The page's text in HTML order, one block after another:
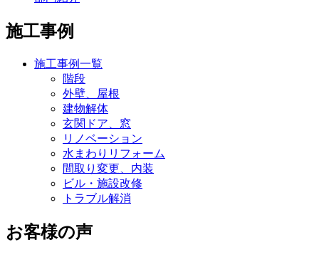
施工事例
施工事例一覧
階段
外壁、屋根
建物解体
玄関ドア、窓
リノベーション
水まわりリフォーム
間取り変更、内装
ビル・施設改修
トラブル解消
お客様の声